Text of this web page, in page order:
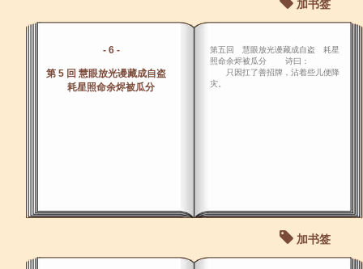
加书签
- 6 -
第 5 回 慧眼放光谩藏成自盗
耗星照命余烬被瓜分
第五回 慧眼放光谩藏成自盗 耗星
照命余烬被瓜分 诗曰：
只因扛了善招牌，沾着些儿便降
灾。
加书签